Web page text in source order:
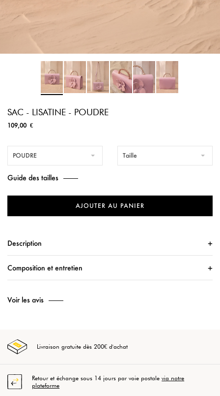
SAC - LISATINE - POUDRE
109,00 €
POUDRE Taille
Guide des tailles
AJOUTER AU PANIER
Description
Composition et entretien
Voir les avis
Livraison gratuite dès 200€ d'achat
Retour et échange sous 14 jours par voie postalevia notre
plateforme